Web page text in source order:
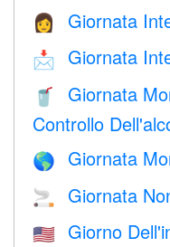
👩 Giornata
📩 Giornata
🥤
Giornata
Controllo
🌎 Giornata
🚬 Giornata
🇺🇸 Giorno